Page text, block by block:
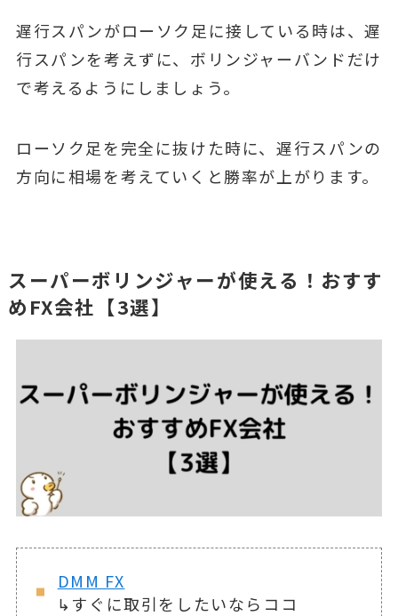
遅行スパンがローソク足に接している時は、遅
行スパンを考えずに、ボリンジャーバンドだけ
で考えるようにしましょう。
ローソク足を完全に抜けた時に、遅行スパンの
方向に相場を考えていくと勝率が上がります。
スーパーボリンジャーが使える！おすす
めFX会社【3選】
DMM FX
↳すぐに取引をしたいならココ